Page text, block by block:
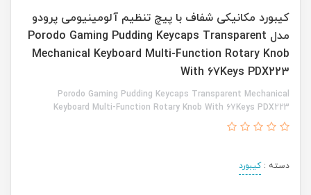
کیبورد مکانیکی شفاف با پیچ تنظیم آلومینیومی پرودو
مدل Porodo Gaming Pudding Keycaps Transparent
Mechanical Keyboard Multi-Function Rotary Knob
With 67Keys PDX223
Porodo Gaming Pudding Keycaps Transparent Mechanical
Keyboard Multi-Function Rotary Knob With 67Keys PDX223
دسته :کیبورد